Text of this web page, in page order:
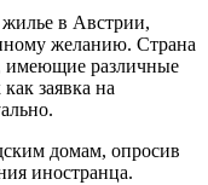
в Австрии,
желанию. Страна
имеющие различные
заявка на
домам, опросив
иностранца.